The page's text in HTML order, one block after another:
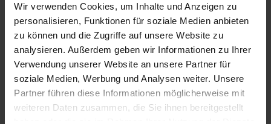
Wir verwenden Cookies, um Inhalte und Anzeigen zu
personalisieren, Funktionen für soziale Medien anbieten
zu können und die Zugriffe auf unsere Website zu
analysieren. Außerdem geben wir Informationen zu Ihrer
Verwendung unserer Website an unsere Partner für
soziale Medien, Werbung und Analysen weiter. Unsere
Partner führen diese Informationen möglicherweise mit
weiteren Daten zusammen, die Sie ihnen bereitgestellt
Beschreibung
Die schrittweise Vergemeinschaftung der Außen-
und Sicherheitspolitik in der Europäischen Union
verlagert Entscheidungen und Kompetenzen in
einen Bereich, der für einen nicht absehbaren
Zeitraum von nationalen Parlamenten nicht mehr